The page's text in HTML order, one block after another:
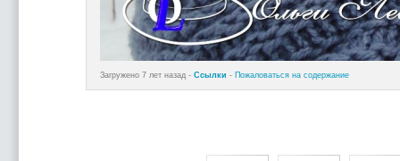
Загружено 7 лет назад - Ссылки - Пожаловаться на содержание